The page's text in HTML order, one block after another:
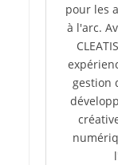
pour les
à l'arc.
gestion